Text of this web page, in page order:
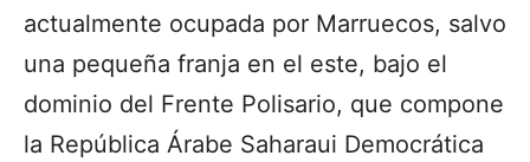
actualmente ocupada por Marruecos, salvo
una pequeña franja en el este, bajo el
dominio del Frente Polisario, que compone
la República Árabe Saharaui Democrática